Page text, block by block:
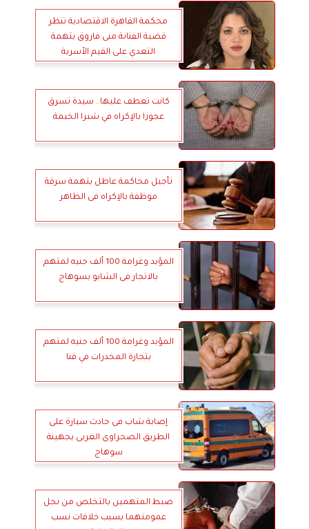
محكمة القاهرة الاقتصادية تنظر
قضية الفنانة منى فاروق بتهمة
التعدي على القيم الأسرية
كانت تعطف عليها.. سيدة تسرق
عجوزا بالإكراه في شبرا الخيمة
تأجيل محاكمة عاطل بتهمة سرقة
موظفة بالإكراه فى الظاهر
المؤبد وغرامة 100 ألف جنيه لمتهم
بالاتجار فى الشابو بسوهاج
المؤبد وغرامة 100 ألف جنيه لمتهم
بتجارة المخدرات في قنا
إصابة شاب فى حادث سيارة على
الطريق الصحراوى الغربى بجهينة
سوهاج
ضبط المتهمين بالتخلص من نجل
عمومتهما بسبب خلافات نسب